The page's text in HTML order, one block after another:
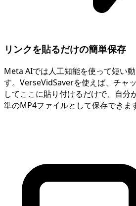
リンクを貼るだけの簡単保存
Meta AIでは人工知能を使って短い
す。VerseVidSaverを使えば、チャ
してここに貼り付けるだけで、自分
準のMP4ファイルとして保存できま